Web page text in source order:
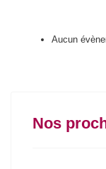
Aucun
Nos